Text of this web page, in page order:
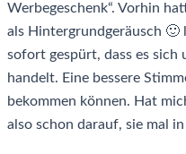
Werbegeschenk“. Vorhin
als Hintergrundgeräusch 🙂
sofort gespürt, dass es sich
handelt. Eine bessere
bekommen können. Hat
also schon darauf, sie mal